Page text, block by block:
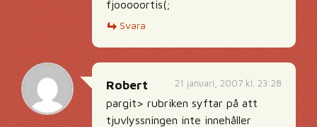
fjooooortis(;
Svara
21 januari, 2007 kl. 23:28
Robert
pargit> rubriken syftar på att
tjuvlyssningen inte innehåller